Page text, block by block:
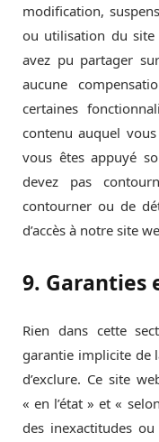
modification,
ou utilisation du
avez pu partager
aucune
certaines
contenu auquel
vous êtes appuyé
devez pas
contourner ou de
d’accès à notre site
9. Garanties
Rien dans cette
garantie implicite de
d’exclure. Ce site
« en l’état » et «
des inexactitudes